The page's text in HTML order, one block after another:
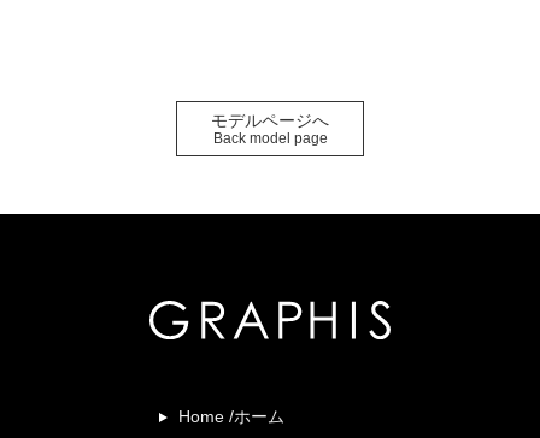
モデルページへ
Back model page
Home /ホーム